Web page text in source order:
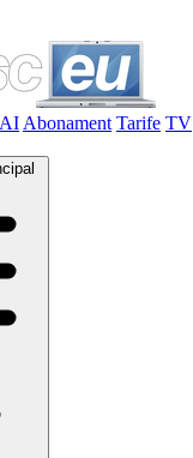
AI Abonament Tarife TV